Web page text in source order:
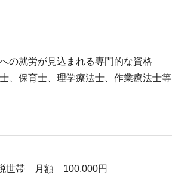
の就労が見込まれる専門的な資格
、保育士、理学療法士、作業療法士等
世帯 月額 100,000円